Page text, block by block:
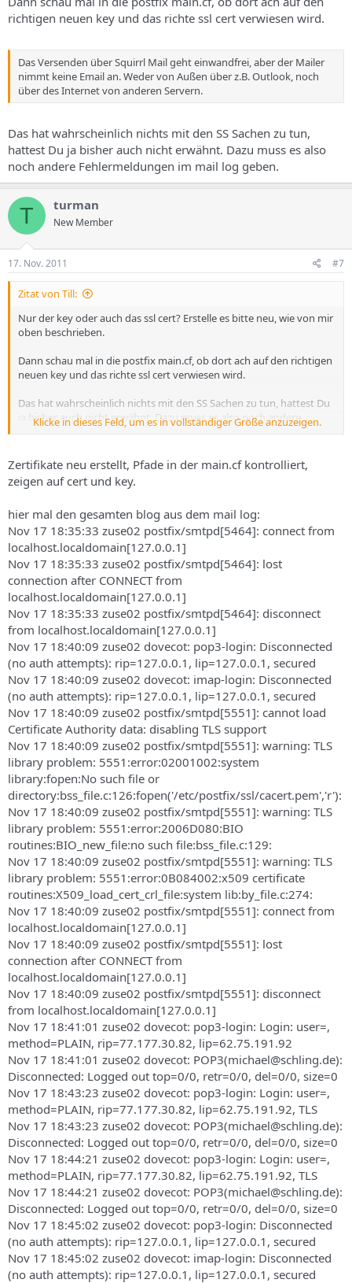
richtigen neuen key und das richte ssl cert verwiesen wird.
Das Versenden über Squirrl Mail geht einwandfrei, aber der Mailer
nimmt keine Email an. Weder von Außen über z.B. Outlook, noch
über des Internet von anderen Servern.
Das hat wahrscheinlich nichts mit den SS Sachen zu tun,
hattest Du ja bisher auch nicht erwähnt. Dazu muss es also
noch andere Fehlermeldungen im mail log geben.
T turman
New Member
17. Nov. 2011 #7
Zitat von Till:
Nur der key oder auch das ssl cert? Erstelle es bitte neu, wie von mir
oben beschrieben.
Dann schau mal in die postfix main.cf, ob dort ach auf den richtigen
neuen key und das richte ssl cert verwiesen wird.
Das hat wahrscheinlich nichts mit den SS Sachen zu tun, hattest Du
ja bisher auch nicht erwähnt. Dazu muss es also noch andere
Fehlermeldungen im mail log geben.
Klicke in dieses Feld, um es in vollständiger Größe anzuzeigen.
Zertifikate neu erstellt, Pfade in der main.cf kontrolliert,
zeigen auf cert und key.
hier mal den gesamten blog aus dem mail log:
Nov 17 18:35:33 zuse02 postfix/smtpd[5464]: connect from
localhost.localdomain[127.0.0.1]
Nov 17 18:35:33 zuse02 postfix/smtpd[5464]: lost
connection after CONNECT from
localhost.localdomain[127.0.0.1]
Nov 17 18:35:33 zuse02 postfix/smtpd[5464]: disconnect
from localhost.localdomain[127.0.0.1]
Nov 17 18:40:09 zuse02 dovecot: pop3-login: Disconnected
(no auth attempts): rip=127.0.0.1, lip=127.0.0.1, secured
Nov 17 18:40:09 zuse02 dovecot: imap-login: Disconnected
(no auth attempts): rip=127.0.0.1, lip=127.0.0.1, secured
Nov 17 18:40:09 zuse02 postfix/smtpd[5551]: cannot load
Certificate Authority data: disabling TLS support
Nov 17 18:40:09 zuse02 postfix/smtpd[5551]: warning: TLS
library problem: 5551:error:02001002:system
library:fopen:No such file or
directory:bss_file.c:126:fopen('/etc/postfix/ssl/cacert.pem','r'):
Nov 17 18:40:09 zuse02 postfix/smtpd[5551]: warning: TLS
library problem: 5551:error:2006D080:BIO
routines:BIO_new_file:no such file:bss_file.c:129:
Nov 17 18:40:09 zuse02 postfix/smtpd[5551]: warning: TLS
library problem: 5551:error:0B084002:x509 certificate
routines:X509_load_cert_crl_file:system lib:by_file.c:274:
Nov 17 18:40:09 zuse02 postfix/smtpd[5551]: connect from
localhost.localdomain[127.0.0.1]
Nov 17 18:40:09 zuse02 postfix/smtpd[5551]: lost
connection after CONNECT from
localhost.localdomain[127.0.0.1]
Nov 17 18:40:09 zuse02 postfix/smtpd[5551]: disconnect
from localhost.localdomain[127.0.0.1]
Nov 17 18:41:01 zuse02 dovecot: pop3-login: Login: user=,
method=PLAIN, rip=77.177.30.82, lip=62.75.191.92
Nov 17 18:41:01 zuse02 dovecot: POP3(michael@schling.de):
Disconnected: Logged out top=0/0, retr=0/0, del=0/0, size=0
Nov 17 18:43:23 zuse02 dovecot: pop3-login: Login: user=,
method=PLAIN, rip=77.177.30.82, lip=62.75.191.92, TLS
Nov 17 18:43:23 zuse02 dovecot: POP3(michael@schling.de):
Disconnected: Logged out top=0/0, retr=0/0, del=0/0, size=0
Nov 17 18:44:21 zuse02 dovecot: pop3-login: Login: user=,
method=PLAIN, rip=77.177.30.82, lip=62.75.191.92, TLS
Nov 17 18:44:21 zuse02 dovecot: POP3(michael@schling.de):
Disconnected: Logged out top=0/0, retr=0/0, del=0/0, size=0
Nov 17 18:45:02 zuse02 dovecot: pop3-login: Disconnected
(no auth attempts): rip=127.0.0.1, lip=127.0.0.1, secured
Nov 17 18:45:02 zuse02 dovecot: imap-login: Disconnected
(no auth attempts): rip=127.0.0.1, lip=127.0.0.1, secured